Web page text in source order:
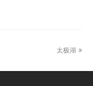
太极湖